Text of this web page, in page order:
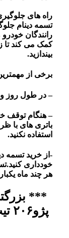
راه های
تسمه دینام
رانندگان
کمک می کند تا
بیندازید.
برخی از
– در طول روز و
– هنگام توقف
استفاده نکنید.
-از خرید تسمه
خودداری کنید.
هر چند ماه
***